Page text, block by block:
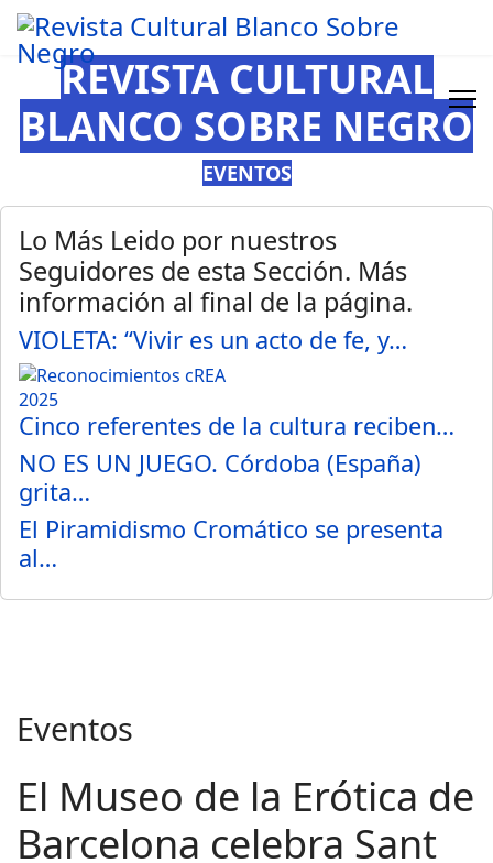
REVISTA CULTURAL
BLANCO SOBRE NEGRO
EVENTOS
Lo Más Leido por nuestros
Seguidores de esta Sección. Más
información al final de la página.
VIOLETA: “Vivir es un acto de fe, y…
Cinco referentes de la cultura reciben…
NO ES UN JUEGO. Córdoba (España)
grita…
El Piramidismo Cromático se presenta
al…
Eventos
El Museo de la Erótica de
Barcelona celebra Sant